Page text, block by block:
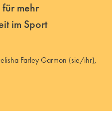
mehr
im Sport
Farley Garmon (sie/ihr),